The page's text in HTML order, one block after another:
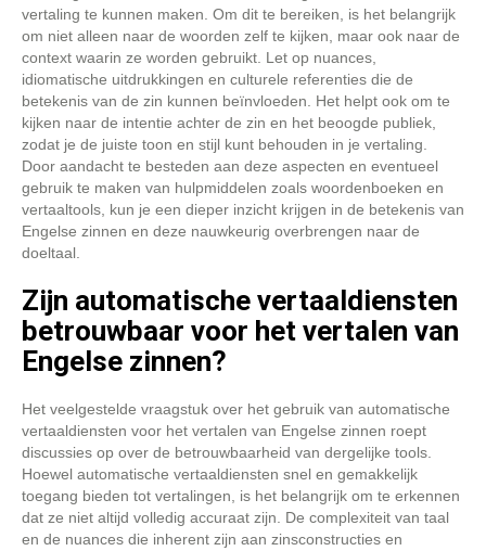
vertaling te kunnen maken. Om dit te bereiken, is het belangrijk
om niet alleen naar de woorden zelf te kijken, maar ook naar de
context waarin ze worden gebruikt. Let op nuances,
idiomatische uitdrukkingen en culturele referenties die de
betekenis van de zin kunnen beïnvloeden. Het helpt ook om te
kijken naar de intentie achter de zin en het beoogde publiek,
zodat je de juiste toon en stijl kunt behouden in je vertaling.
Door aandacht te besteden aan deze aspecten en eventueel
gebruik te maken van hulpmiddelen zoals woordenboeken en
vertaaltools, kun je een dieper inzicht krijgen in de betekenis van
Engelse zinnen en deze nauwkeurig overbrengen naar de
doeltaal.
Zijn automatische vertaaldiensten
betrouwbaar voor het vertalen van
Engelse zinnen?
Het veelgestelde vraagstuk over het gebruik van automatische
vertaaldiensten voor het vertalen van Engelse zinnen roept
discussies op over de betrouwbaarheid van dergelijke tools.
Hoewel automatische vertaaldiensten snel en gemakkelijk
toegang bieden tot vertalingen, is het belangrijk om te erkennen
dat ze niet altijd volledig accuraat zijn. De complexiteit van taal
en de nuances die inherent zijn aan zinsconstructies en